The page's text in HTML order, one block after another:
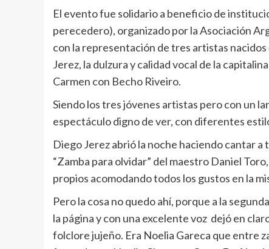
El evento fue solidario a beneficio de
perecedero), organizado por la Asociación
con la representación de tres artistas
Jerez, la dulzura y calidad vocal de la
Carmen con Becho Riveiro.
Siendo los tres jóvenes artistas pero con un
espectáculo digno de ver, con diferentes
Diego Jerez abrió la noche haciendo cantar
“Zamba para olvidar” del maestro Daniel
propios acomodando todos los gustos en la
Pero la cosa no quedo ahí, porque a la
la página y con una excelente voz dejó en
folclore jujeño. Era Noelia Gareca que entre